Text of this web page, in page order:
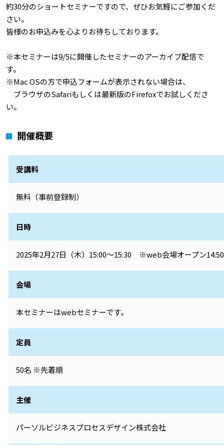
約30分のショートセミナーですので、ぜひお気軽にご参加くだ
さい。
皆様のお申込みを心よりお待ちしております。
※本セミナーは9/5に開催したセミナーのアーカイブ配信で
す。
※Mac OSの方で申込フォームが表示されない場合は、
ブラウザのSafariもしくは最新版のFirefoxでお試しくださ
い。
開催概要
受講料
無料（事前登録制）
日時
2025年2月27日（木）15:00～15:30 ※web会場オープン
会場
本セミナーはwebセミナーです。
定員
50名 ※先着順
主催
パーソルビジネスプロセスデザイン株式会社